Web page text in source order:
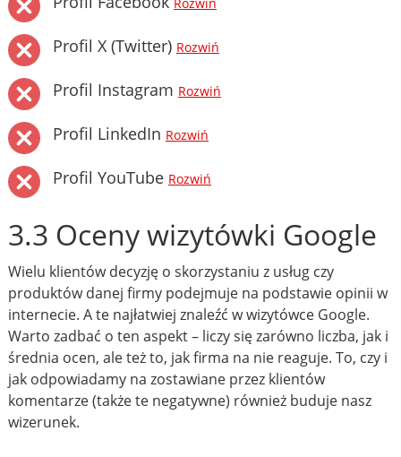
Rozwiń
Profil X (Twitter) Rozwiń
Profil Instagram Rozwiń
Profil LinkedIn Rozwiń
Profil YouTube Rozwiń
3.3 Oceny wizytówki Google
Wielu klientów decyzję o skorzystaniu z usług czy
produktów danej firmy podejmuje na podstawie opinii w
internecie. A te najłatwiej znaleźć w wizytówce Google.
Warto zadbać o ten aspekt – liczy się zarówno liczba, jak i
średnia ocen, ale też to, jak firma na nie reaguje. To, czy i
jak odpowiadamy na zostawiane przez klientów
komentarze (także te negatywne) również buduje nasz
wizerunek.